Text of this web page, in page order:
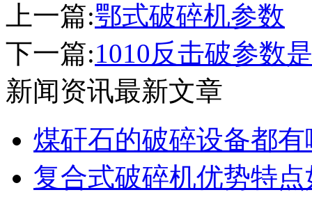
上一篇:鄂式破碎机参数
下一篇:1010反击破参数
新闻资讯最新文章
煤矸石的破碎设备都
复合式破碎机优势特